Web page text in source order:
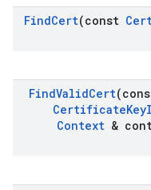
FindCert(const
FindValidCert
CertificateKey
Context &